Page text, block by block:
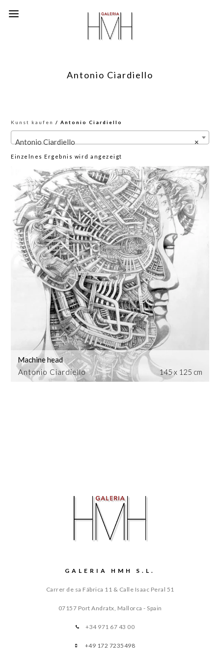
Antonio Ciardiello
Kunst kaufen / Antonio Ciardiello
×
Antonio Ciardiello
Einzelnes Ergebnis wird angezeigt
Antonio Ciardiello
Machine head
145 x 125 cm
GALERIA HMH S.L.
Carrer de sa Fábrica 11 & Calle Isaac Peral 51
07157 Port Andratx, Mallorca - Spain
+34 971 67 43 00
+49 172 7235498